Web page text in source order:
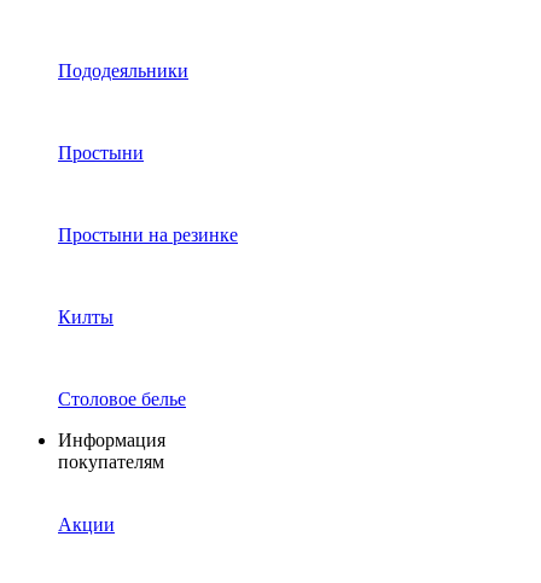
Пододеяльники
Простыни
Простыни на резинке
Килты
Столовое белье
Информация
покупателям
Акции